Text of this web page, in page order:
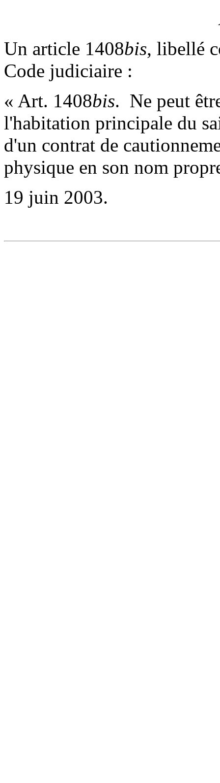
Un article 1408bis, libellé
Code judiciaire :
« Art. 1408bis. ­ Ne peut
l'habitation principale du
d'un contrat de
physique en son nom
19 juin 2003.